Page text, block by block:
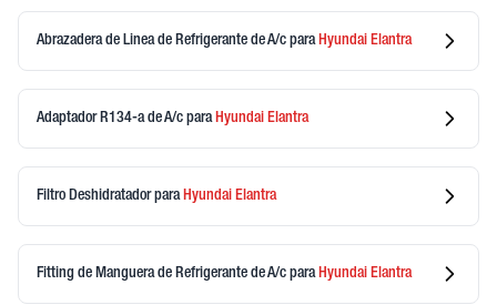
Abrazadera de Linea de Refrigerante de A/c para Hyundai Elantra
Adaptador R134-a de A/c para Hyundai Elantra
Filtro Deshidratadorpara Hyundai Elantra
Fitting de Manguera de Refrigerante de A/c para Hyundai Elantra